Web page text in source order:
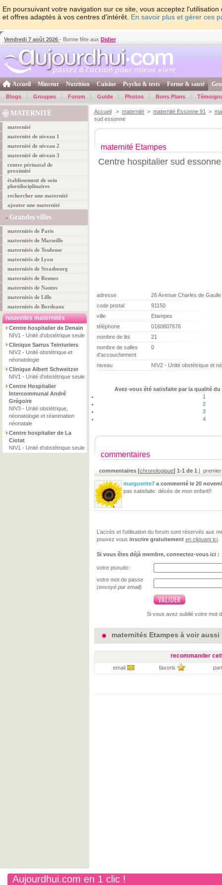
En poursuivant votre navigation sur ce site, vous acceptez
et offres adaptés à vos centres d'intérêt. En savoir plus et gérer ces
Vendredi 7 août 2026 - Bonne fête aux Didier
Accueil Minceur Nutrition Cuisine Psycho & tests Forme & santé
Blogs Groupes Forum Guide Photos Bons Plans
MATERNITÉ
maternité
maternité de niveau 1
maternité de niveau 2
maternité de niveau 3
centre périnatal de
proximité
établissement de soin
pluridisciplinaires
rechercher une maternité
ajouter une maternité
Grandes villes
maternités de Paris
maternités de Marseille
maternités de Toulouse
maternités de Lyon
maternités de Strasbourg
maternités de Rennes
maternités de Nantes
maternités de Lille
maternités de Bordeaux
nouvelles maternités
Centre hospitalier de Denain
NIV1 - Unité d'obstétrique seule
Clinique Sarrus Teinturiers
NIV2 - Unité obstétrique et
néonatologie
Clinique Albert Schweitzer
NIV1 - Unité d'obstétrique seule
Centre Hospitalier
Intercommunal André
Grégoire
NIV3 - Unité obstétrique,
néonatologie et réanimation
néonatale
Centre hospitalier de La
Ciotat
NIV1 - Unité d'obstétrique seule
Accueil > maternité > maternité Essonne 91 >
sud essonne
maternité Etampes
Centre hospitalier sud essonne
adresse
26 Avenue Charles de Gaulle
code postal
91150
ville
Etampes
téléphone
0160807676
nombre de lits
21
nombre de salles
d'accouchement
0
niveau NIV2 - Unité obstétrique et
Avez-vous été satisfaite par la qualité
1
2
3
4
commentaires
commentaires [chronologique] 1-1 de 1 |
marguerite7 a commenté le 20
pas satisfaite: décès de mon enfant!!
L’accès et l’utilisation du forum sont réservés aux
pouvez vous inscrire gratuitement en cliquant ici
Si vous êtes déjà membre, connectez-vous ici :
votre pseudo :
votre mot de passe
(envoyé par email)
Si vous avez oublié votre mot
maternités Etampes à voir aussi
recommander
email favoris
Aujourdhui.com en 1 clic !